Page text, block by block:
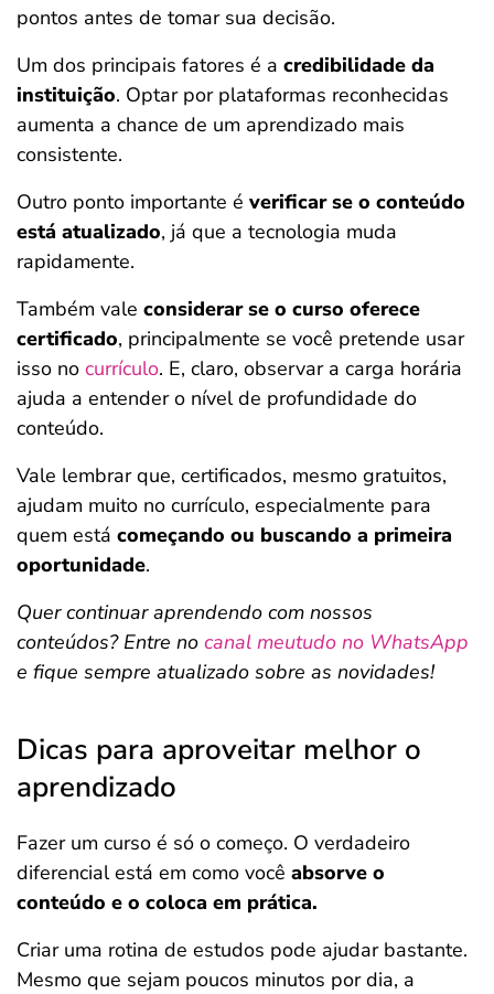
pontos antes de tomar sua decisão.
Um dos principais fatores é a credibilidade da
instituição. Optar por plataformas reconhecidas
aumenta a chance de um aprendizado mais
consistente.
Outro ponto importante é verificar se o conteúdo
está atualizado, já que a tecnologia muda
rapidamente.
Também vale considerar se o curso oferece
certificado, principalmente se você pretende usar
isso no currículo. E, claro, observar a carga horária
ajuda a entender o nível de profundidade do
conteúdo.
Vale lembrar que, certificados, mesmo gratuitos,
ajudam muito no currículo, especialmente para
quem está começando ou buscando a primeira
oportunidade.
Quer continuar aprendendo com nossos
conteúdos? Entre no canal meutudo no WhatsApp
e fique sempre atualizado sobre as novidades!
Dicas para aproveitar melhor o
aprendizado
Fazer um curso é só o começo. O verdadeiro
diferencial está em como você absorve o
conteúdo e o coloca em prática.
Criar uma rotina de estudos pode ajudar bastante.
Mesmo que sejam poucos minutos por dia, a